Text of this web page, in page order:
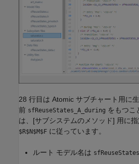
28 行目は Atomic サブチャート用に
前 sfReuseStates_A_during をもつこ
は、[サブシステムのメソッド] 用に
$R$N$M$F に従っています。
ルート モデル名は sfReuseStates